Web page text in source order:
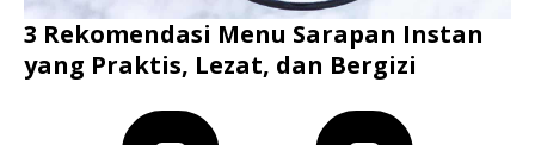
3 Rekomendasi Menu Sarapan Instan
yang Praktis, Lezat, dan Bergizi